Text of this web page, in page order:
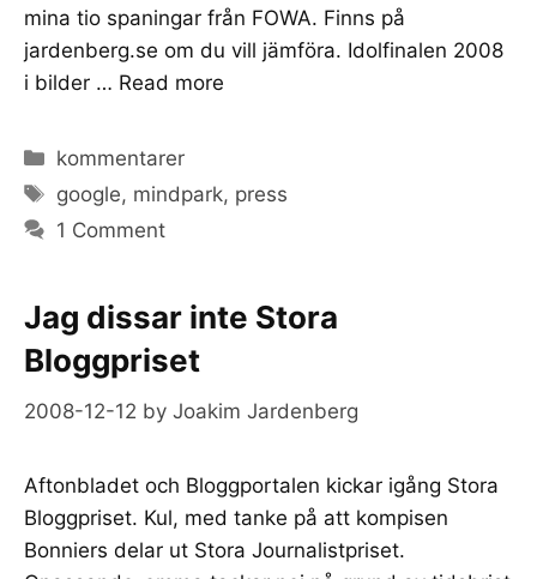
mina tio spaningar från FOWA. Finns på
jardenberg.se om du vill jämföra. Idolfinalen 2008
i bilder … Read more
Categories
kommentarer
Tags
google, mindpark, press
1 Comment
Jag dissar inte Stora
Bloggpriset
2008-12-12 by Joakim Jardenberg
Aftonbladet och Bloggportalen kickar igång Stora
Bloggpriset. Kul, med tanke på att kompisen
Bonniers delar ut Stora Journalistpriset.